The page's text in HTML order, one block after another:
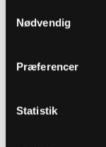
Nødvendig
Præferencer
Statistik